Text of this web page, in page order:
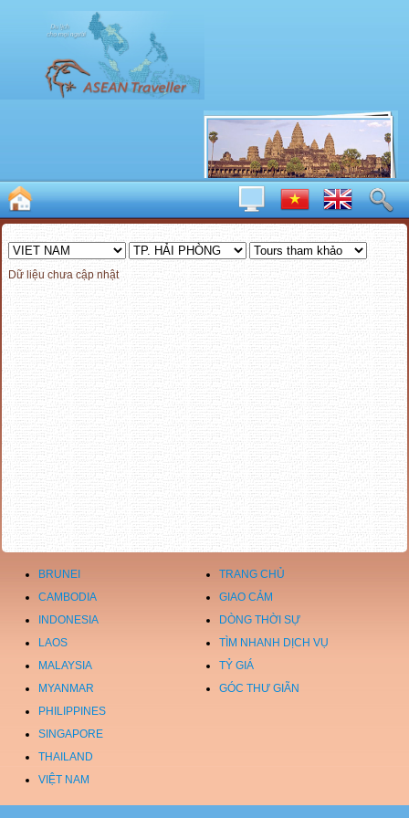
Dữ liệu chưa cập nhật
BRUNEI
TRANG CHỦ
CAMBODIA
GIAO CẢM
INDONESIA
DÒNG THỜI SỰ
LAOS
TÌM NHANH DỊCH VỤ
MALAYSIA
TỶ GIÁ
MYANMAR
GÓC THƯ GIÃN
PHILIPPINES
SINGAPORE
THAILAND
VIỆT NAM